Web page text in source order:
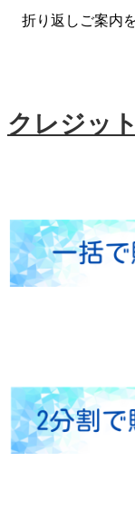
折り返しご案内
クレジッ